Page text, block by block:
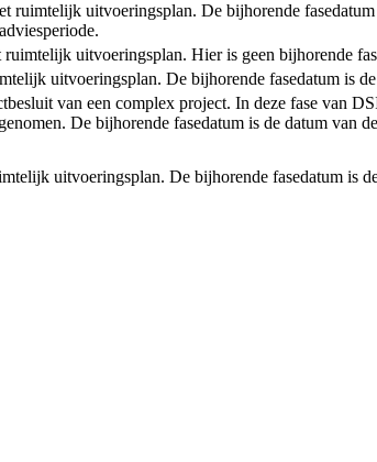
ruimtelijk uitvoeringsplan. De bijhorende
uitvoeringsplan. Hier is geen bijhorende
uitvoeringsplan. De bijhorende fasedatum is
van een complex project. In deze fase van
De bijhorende fasedatum is de datum van
uitvoeringsplan. De bijhorende fasedatum is